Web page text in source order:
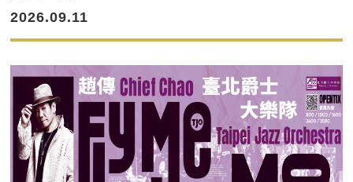
2026.09.11